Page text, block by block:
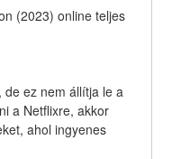
(2023) online teljes
de ez nem állítja le a
a Netflixre, akkor
ahol ingyenes